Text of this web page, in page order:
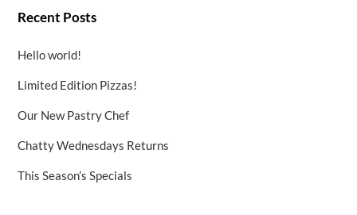
Recent Posts
Hello world!
Limited Edition Pizzas!
Our New Pastry Chef
Chatty Wednesdays Returns
This Season’s Specials